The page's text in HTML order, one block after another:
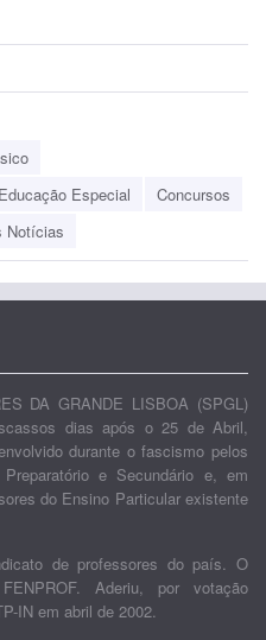
Educação Especial
Concursos
Notícias
DA GRANDE LISBOA (SPGL)
dias após o 25 de Abril,
durante o fascismo pelos
e Secundário e, em
do Ensino Particular existente
de professores do país. O
Aderiu, por votação
IN em abril de 2002.